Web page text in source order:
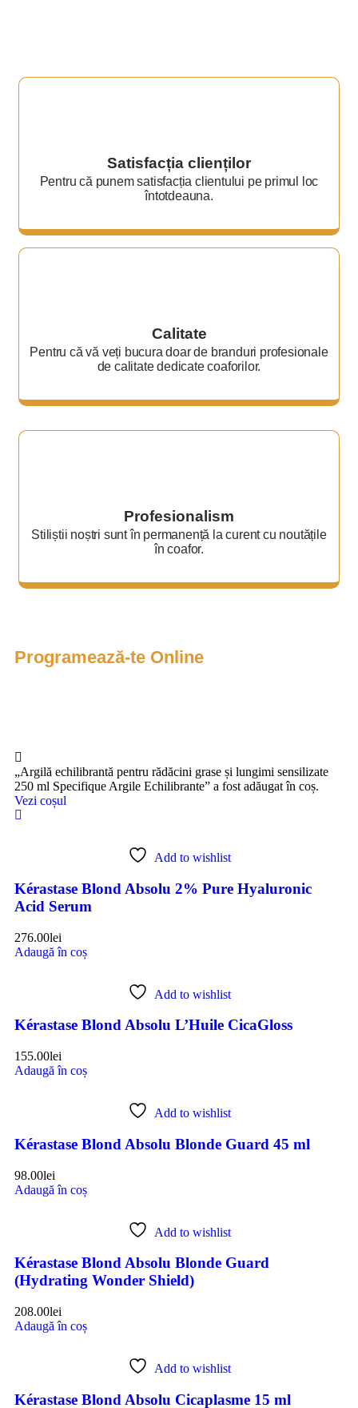
Satisfacția clienților
Pentru că punem satisfacția clientului pe primul loc
întotdeauna.
Calitate
Pentru că vă veți bucura doar de branduri profesionale
de calitate dedicate coaforilor.
Profesionalism
Stiliștii noștri sunt în permanență la curent cu noutățile
în coafor.
Programează-te Online
„Argilă echilibrantă pentru rădăcini grase și lungimi sensilizate
250 ml Specifique Argile Echilibrante” a fost adăugat în coș.
Vezi coșul
Add to wishlist
Kérastase Blond Absolu 2% Pure Hyaluronic
Acid Serum
276.00lei
Adaugă în coș
Add to wishlist
Kérastase Blond Absolu L’Huile CicaGloss
155.00lei
Adaugă în coș
Add to wishlist
Kérastase Blond Absolu Blonde Guard 45 ml
98.00lei
Adaugă în coș
Add to wishlist
Kérastase Blond Absolu Blonde Guard
(Hydrating Wonder Shield)
208.00lei
Adaugă în coș
Add to wishlist
Kérastase Blond Absolu Cicaplasme 15 ml